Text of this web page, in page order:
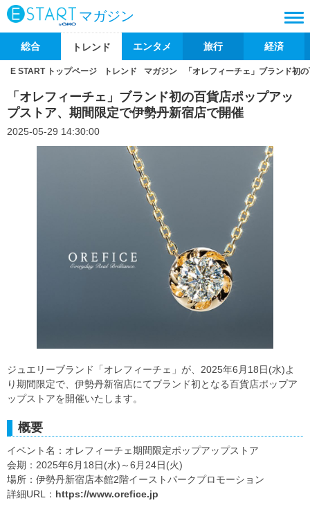
マガジン
総合 トレンド エンタメ 旅行 経済
E START トップページ トレンド マガジン 「オレフィーチェ」ブランド初
「オレフィーチェ」ブランド初の百貨店ポップアッ
プストア、期間限定で伊勢丹新宿店で開催
2025-05-29 14:30:00
ジュエリーブランド「オレフィーチェ」が、2025年6月18日(水)よ
り期間限定で、伊勢丹新宿店にてブランド初となる百貨店ポップア
ップストアを開催いたします。
概要
イベント名：オレフィーチェ期間限定ポップアップストア
会期：2025年6月18日(水)～6月24日(火)
場所：伊勢丹新宿店本館2階イーストパークプロモーション
詳細URL： https://www.orefice.jp